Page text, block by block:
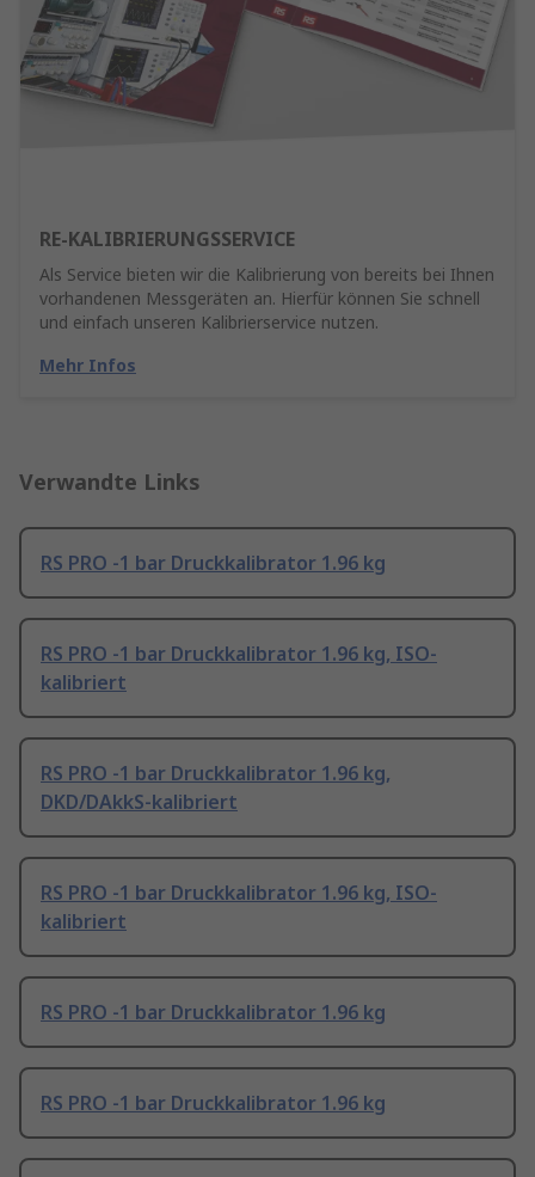
RE-KALIBRIERUNGSSERVICE
Als Service bieten wir die Kalibrierung von bereits bei Ihnen
vorhandenen Messgeräten an. Hierfür können Sie schnell
und einfach unseren Kalibrierservice nutzen.
Mehr Infos
Verwandte Links
RS PRO -1 bar Druckkalibrator 1.96 kg
RS PRO -1 bar Druckkalibrator 1.96 kg, ISO-
kalibriert
RS PRO -1 bar Druckkalibrator 1.96 kg,
DKD/DAkkS-kalibriert
RS PRO -1 bar Druckkalibrator 1.96 kg, ISO-
kalibriert
RS PRO -1 bar Druckkalibrator 1.96 kg
RS PRO -1 bar Druckkalibrator 1.96 kg